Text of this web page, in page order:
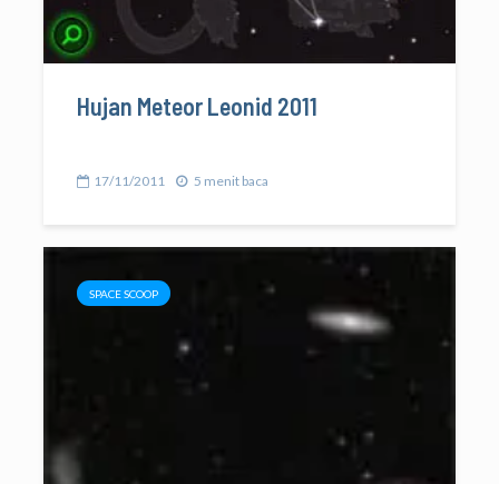
Hujan Meteor Leonid 2011
17/11/2011 5 menit baca
SPACE SCOOP